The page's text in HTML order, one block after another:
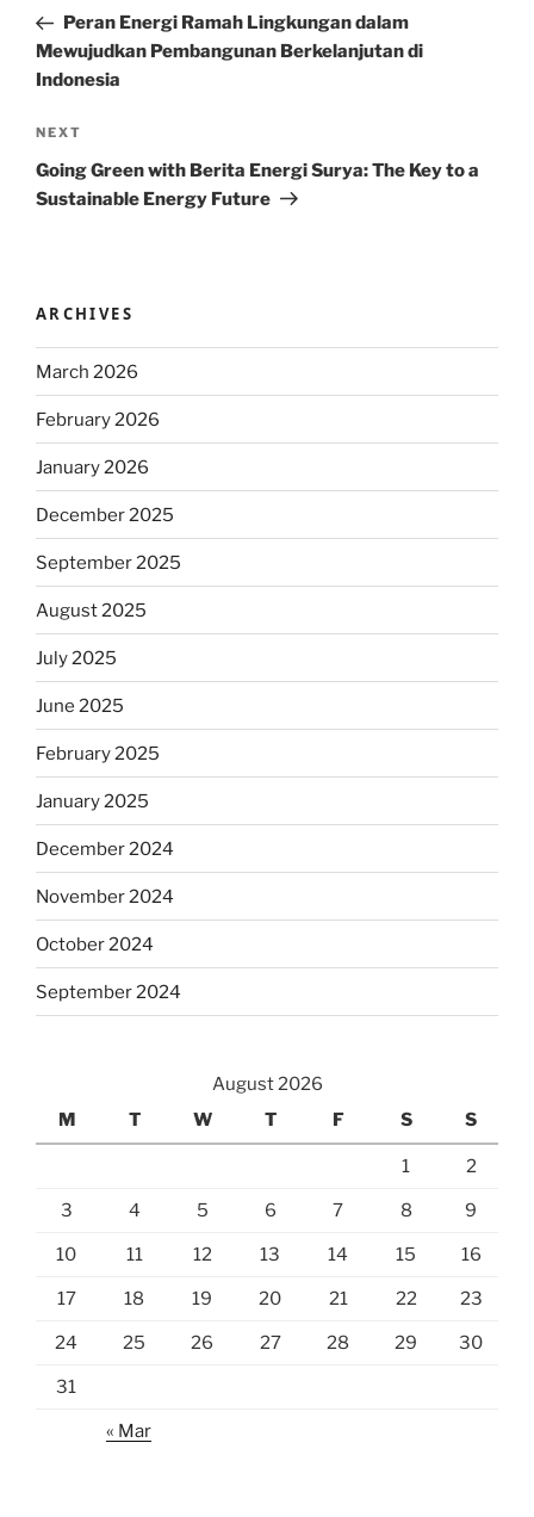
PostPeran Energi Ramah Lingkungan dalam
Mewujudkan Pembangunan Berkelanjutan di
Indonesia
Next
Post
NEXT
Going Green with Berita Energi Surya: The Key to a
Sustainable Energy Future
ARCHIVES
March 2026
February 2026
January 2026
December 2025
September 2025
August 2025
July 2025
June 2025
February 2025
January 2025
December 2024
November 2024
October 2024
September 2024
August 2026
M
T W T F S S
1 2
3 4 5 6 7 8 9
10 11 12 13 14 15 16
17 18 19 20 21 22 23
24 25 26 27 28 29 30
31
« Mar